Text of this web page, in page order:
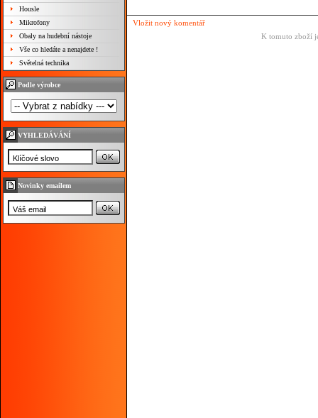
Housle
Mikrofony
Obaly na hudební nástoje
Vše co hledáte a nenajdete !
Světelná technika
Podle výrobce
VYHLEDÁVÁNÍ
Novinky emailem
Vložit nový komentář
K tomuto zboží